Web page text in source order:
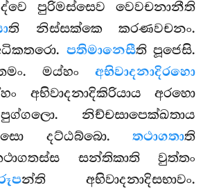
පුරිමස්සෙව වෙවචනානීති
ති නිස්සක්කෙ කරණවචනං.
පතිමානෙසීති පූජෙසි.
මය්හං අභිවාදනාදිරහො
අභිවාදනාදිකිරියාය අරහො
නිච්චසාපෙක්ඛතාය
දට්ඨබ්බො. තථාගතාති
සන්තිකාති වුත්තං
න්ති අභිවාදනාදිසභාවං.